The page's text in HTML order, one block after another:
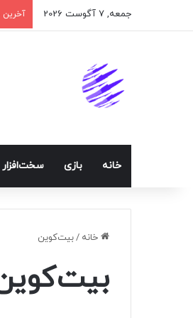
جمعه, 7 آگوست 2026 آخرین
خانه بازی سخت‌افزار
خانه /بیت‌کوین